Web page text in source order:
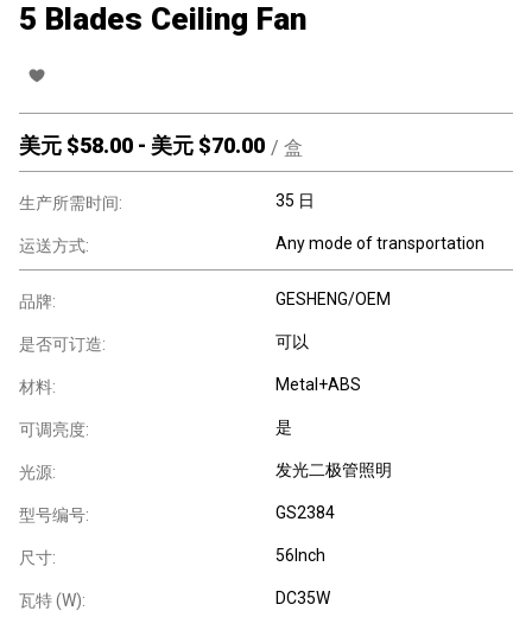
5 Blades Ceiling Fan
美元 $58.00 - 美元 $70.00 / 盒
生产所需时间: 35 日
运送方式: Any mode of transportation
品牌: GESHENG/OEM
是否可订造: 可以
材料: Metal+ABS
可调亮度: 是
光源: 发光二极管照明
型号编号: GS2384
尺寸: 56Inch
瓦特 (W): DC35W